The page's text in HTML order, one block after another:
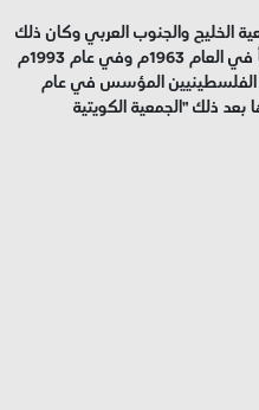
والجنوب العربي وكان ذلك
في عام 1958م ثم تم إشهارها رسمياً في العام 1963م وفي عام 1993م
الفلسطينيين المؤسس في عام
بعد ذلك "الجمعية الكويتية